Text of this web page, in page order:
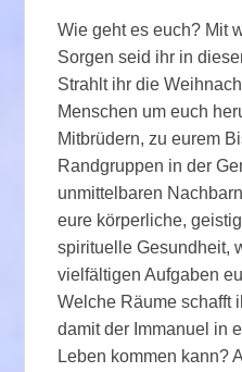
Wie geht es euch? Mit
Sorgen seid ihr in
Strahlt ihr die
Menschen um euch
Mitbrüdern, zu eurem
Randgruppen in der
unmittelbaren
eure körperliche,
spirituelle Gesundheit,
vielfältigen Aufgaben
Welche Räume schafft
damit der Immanuel in
Leben kommen kann?